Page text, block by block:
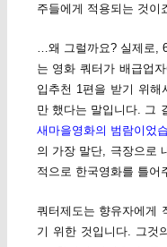
주들에게 적용되는 것이
…왜 그럴까요? 실제로,
는 영화 쿼터가 배급업
입추천 1편을 받기 위해
만 했다는 말입니다. 그
새마을영화의 범람이었
의 가장 말단, 극장으로
적으로 한국영화를 틀어
쿼터제도는 향유자에게
기 위한 것입니다. 그것